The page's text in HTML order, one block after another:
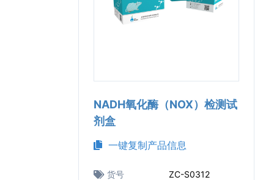
NADH氧化酶（NOX）检测试
剂盒
一键复制产品信息
货号
ZC-S0312